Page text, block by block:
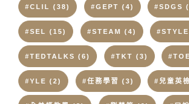
#CLIL (38) #GEPT (4) #SDGS
#SEL (15) #STEAM (4)
#TEDTALKS (6) #TKT (3)
#YLE (2) #任務學習 (3) #兒童英檢